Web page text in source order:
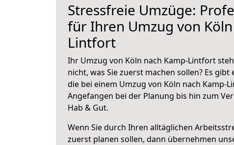
Stressfreie Umzüge:
für Ihren Umzug von
Lintfort
Ihr Umzug von Köln nach Kamp-Lintfort
nicht, was Sie zuerst machen sollen? Es
die bei einem Umzug von Köln nach Kamp-
Angefangen bei der Planung bis hin zum
Hab & Gut.
Wenn Sie durch Ihren alltäglichen
zuerst planen sollen, dann übernehmen